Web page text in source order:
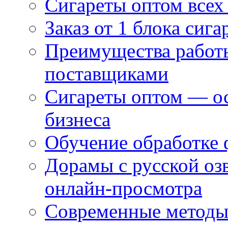
Сигареты оптом
Заказ от 1 блока
Преимущества
поставщиками
Сигареты оптом —
бизнеса
Обучение
Дорамы с русской
онлайн-просмотра
Современные